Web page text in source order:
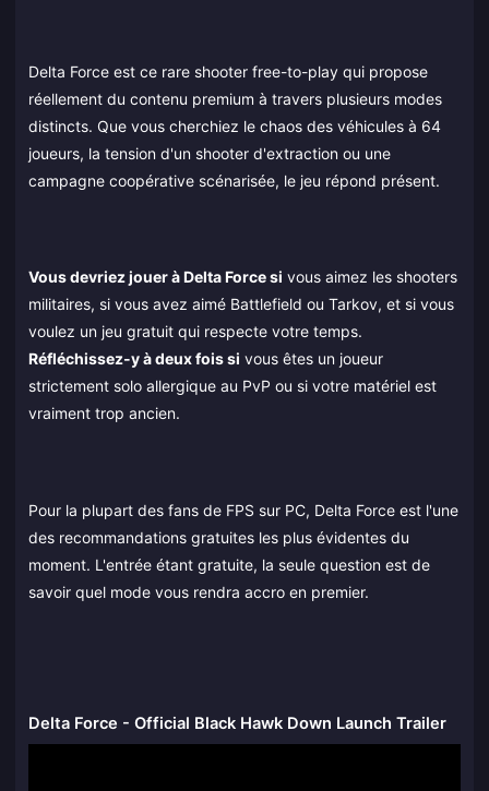
Delta Force est ce rare shooter free-to-play qui propose
réellement du contenu premium à travers plusieurs modes
distincts. Que vous cherchiez le chaos des véhicules à 64
joueurs, la tension d'un shooter d'extraction ou une
campagne coopérative scénarisée, le jeu répond présent.
Vous devriez jouer à Delta Force si vous aimez les shooters
militaires, si vous avez aimé Battlefield ou Tarkov, et si vous
voulez un jeu gratuit qui respecte votre temps.
Réfléchissez-y à deux fois si vous êtes un joueur
strictement solo allergique au PvP ou si votre matériel est
vraiment trop ancien.
Pour la plupart des fans de FPS sur PC, Delta Force est l'une
des recommandations gratuites les plus évidentes du
moment. L'entrée étant gratuite, la seule question est de
savoir quel mode vous rendra accro en premier.
Delta Force - Official Black Hawk Down Launch Trailer